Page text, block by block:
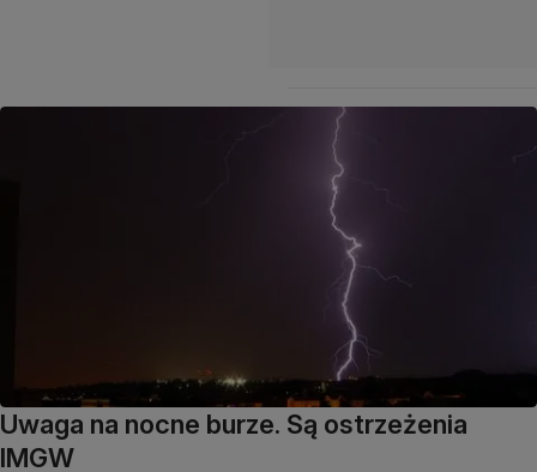
Uwaga na nocne burze. Są ostrzeżenia
IMGW